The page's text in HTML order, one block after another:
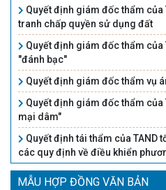
Quyết định giám đốc thẩm của
tranh chấp quyền sử dụng đất
Quyết định giám đốc thẩm của
"đánh bạc"
Quyết định giám đốc thẩm vụ
Quyết định giám đốc thẩm của
mại dâm"
Quyết định tái thẩm của TAND
các quy định về điều khiển
MẪU HỢP ĐỒNG VĂN BẢN